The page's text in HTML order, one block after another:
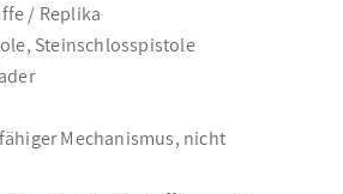
/ Replika
Steinschlosspistole
Mechanismus, nicht